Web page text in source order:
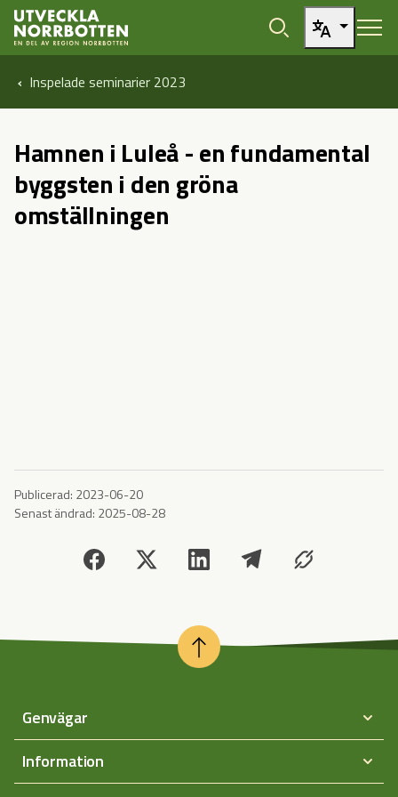
Öppna sidans huvudnavigering
Hoppa till sidans innehåll
Hoppa direkt till artikel
Inspelade seminarier 2023
Hamnen i Luleå - en fundamental
byggsten i den gröna
omställningen
Publicerad: 2023-06-20
Senast ändrad: 2025-08-28
Genvägar
Information